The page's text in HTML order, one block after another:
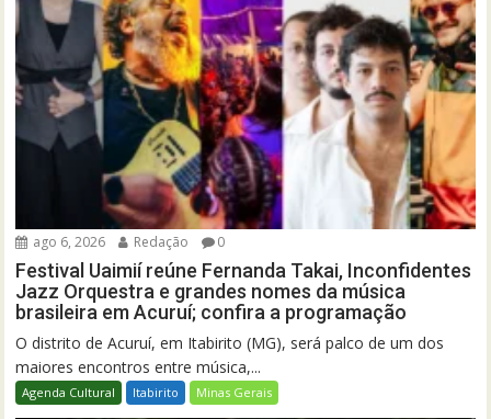
ago 6, 2026 Redação 0
Festival Uaimií reúne Fernanda Takai, Inconfidentes
Jazz Orquestra e grandes nomes da música
brasileira em Acuruí; confira a programação
O distrito de Acuruí, em Itabirito (MG), será palco de um dos
maiores encontros entre música,...
Agenda Cultural Itabirito Minas Gerais